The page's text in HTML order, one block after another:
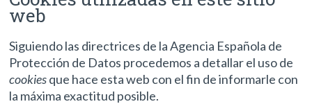
web
Siguiendo las directrices de la Agencia Española de
Protección de Datos procedemos a detallar el uso de
cookiesque hace esta web con el fin de informarle con
la máxima exactitud posible.